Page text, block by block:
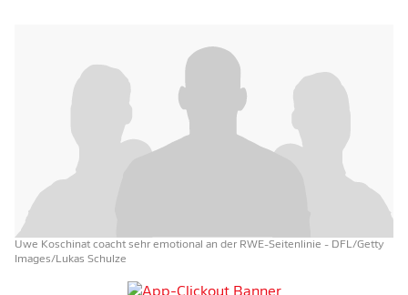
Uwe Koschinat coacht sehr emotional an der RWE-Seitenlinie - DFL/Getty
Images/Lukas Schulze